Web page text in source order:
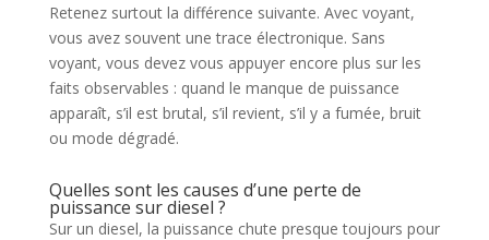
Retenez surtout la différence suivante. Avec voyant,
vous avez souvent une trace électronique. Sans
voyant, vous devez vous appuyer encore plus sur les
faits observables : quand le manque de puissance
apparaît, s’il est brutal, s’il revient, s’il y a fumée, bruit
ou mode dégradé.
Quelles sont les causes d’une perte de
puissance sur diesel ?
Sur un diesel, la puissance chute presque toujours pour